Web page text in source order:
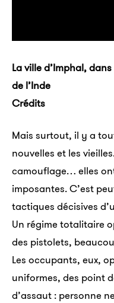
La ville d’Imphal,
de l’Inde
Crédits
Mais surtout, il y a
nouvelles et les
camouflage… elles
imposantes. C’est
tactiques décisives
Un régime totalitaire
des pistolets,
Les occupants, eux,
uniformes, des point
d’assaut : personne